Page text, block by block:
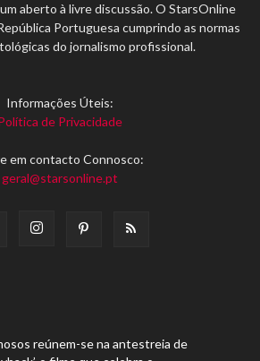
aberto à livre discussão. O StarsOnline
Portuguesa cumprindo as normas
do jornalismo profissional.
Informações Úteis:
de Privacidade
em contacto Connosco:
geral@starsonline.pt
reúnem-se na antestreia de